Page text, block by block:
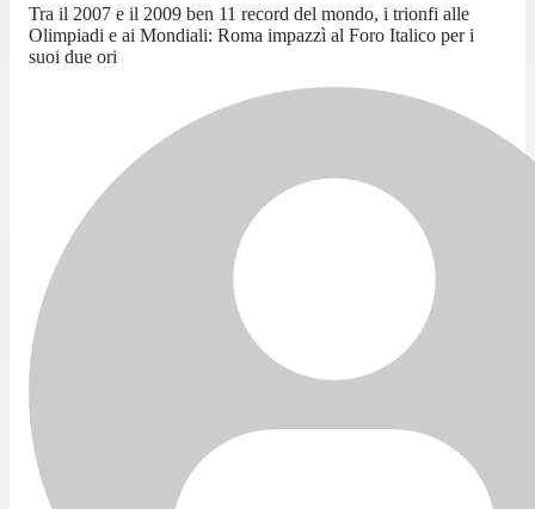
Tra il 2007 e il 2009 ben 11 record del mondo, i trionfi alle
Olimpiadi e ai Mondiali: Roma impazzì al Foro Italico per i
suoi due ori